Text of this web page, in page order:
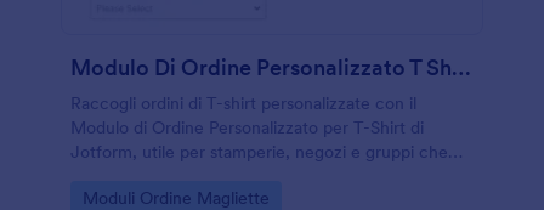
Modulo Di Ordine Personalizzato T Shirt Form
Raccogli ordini di T-shirt personalizzate con il
Modulo di Ordine Personalizzato per T-Shirt di
Jotform, utile per stamperie, negozi e gruppi che
consegne in un unico modulo online.
Go to Category:
Moduli Ordine Magliette